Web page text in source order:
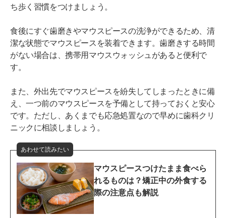
ち歩く習慣をつけましょう。
食後にすぐ歯磨きやマウスピースの洗浄ができるため、清
潔な状態でマウスピースを装着できます。歯磨きする時間
がない場合は、携帯用マウスウォッシュがあると便利で
す。
また、外出先でマウスピースを紛失してしまったときに備
え、一つ前のマウスピースを予備として持っておくと安心
です。ただし、あくまでも応急処置なので早めに歯科クリ
ニックに相談しましょう。
あわせて読みたい
マウスピースつけたまま食べら
れるものは？矯正中の外食する
際の注意点も解説